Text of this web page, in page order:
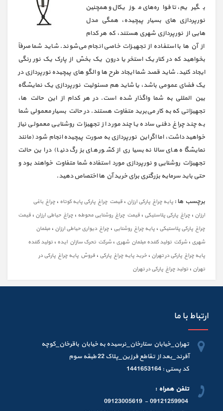
بگیریم، تا فواره‌های موزیکال و همچنین
نورپردازی‌ های بسیار پیچیده، همگی مدل‌
هایی از نورپردازی شهری هستند، که هر کدام
از آن ها با استفاده از تجهیزات خاصی انجام می‌شوند. شاید شما صرفاً
بخواهید که در کنار یک استخر یا درون یک بخش از پارک یک نور رنگی
ایجاد کنید. شاید قصد شما ایجاد طرح‌ ها و الگو های پیچیده نورپردازی در
یک فضای عمومی باشد، یا شاید هم مسئولیت نورپردازی یک نمایشگاه
بین المللی به شما واگذار شده است. در هر کدام از این حالت‌ ها،
تجهیزاتی که به کار می‌برید متفاوت هستند. در حالت بسیار معمولی شما
به چند چراغ دفنی ساده یا چند مورد از تجهیزات روشنایی معمولی نیاز
خواهید داشت، اما اگر این نورپردازی به صورت پیچیده انجام شود (مانند
نمایشگاه‌ های سالانه بسیاری از کشور های بزرگ دنیا) در این حالت
تجهیزات روشنایی و نورپردازی مورد استفاده شما متفاوت خواهند بود و
حتی باید سرمایه بزرگتری برای خرید آن ها اختصاص دهید.
برچسب ها : پایه چراغ پارکی ارزان ، قیمت چراغ پارکی پایه کوتاه ، چراغ باغی
ارزان ، چراغ پارکی پلاستیکی ، قیمت چراغ روشنایی محوطه ، چراغ حیاطی ارزان ، قیمت
چراغ پارکی پلاستیکی ، پایه چراغ روشنایی ، چراغ دیواری حیاطی ارزان ، مبلمان
شهری ، شرکت تولید کننده مبلمان شهری ، شرکت تحرک سازان ایده ، تولید کننده
پایه چراغ پارکی در تهران ، خرید پایه چراغ پارکی ، فروش پایه چراغ پارکی در
تهران ، تولید چراغ پارکی در تهران
ارتباط با ما
تهران_خیابان ستارخان_نرسیده به خیابان باقرخان_کوچه
آفرند_بعد از تقاطع فرزین_پلاک 22 طبقه سوم
کد پستی : 1441653164
تلفن همراه :
09121259904 - 09123005619